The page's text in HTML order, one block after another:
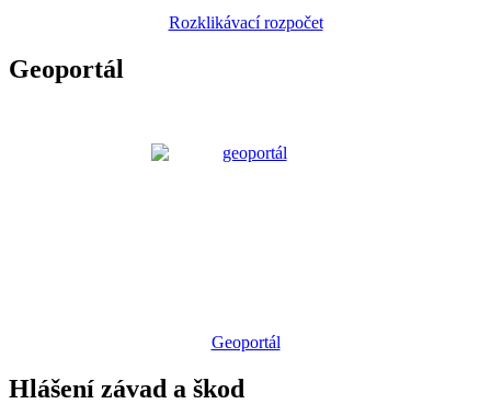
Rozklikávací rozpočet
Geoportál
Geoportál
Hlášení závad a škod